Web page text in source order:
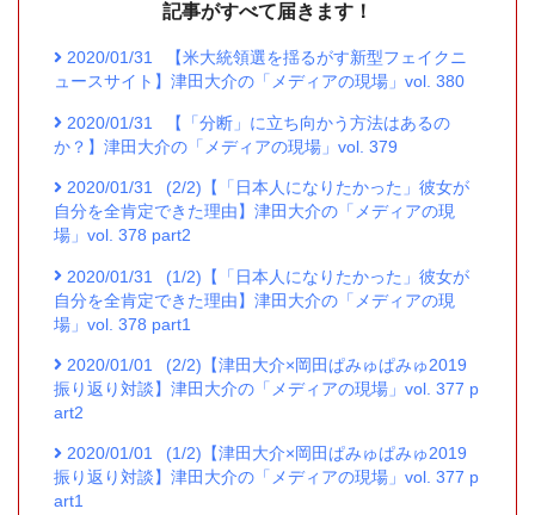
記事がすべて届きます！
2020/01/31
【米大統領選を揺るがす新型フェイクニ
ュースサイト】津田大介の「メディアの現場」vol. 380
2020/01/31
【「分断」に立ち向かう方法はあるの
か？】津田大介の「メディアの現場」vol. 379
2020/01/31
(2/2)【「日本人になりたかった」彼女が
自分を全肯定できた理由】津田大介の「メディアの現
場」vol. 378 part2
2020/01/31
(1/2)【「日本人になりたかった」彼女が
自分を全肯定できた理由】津田大介の「メディアの現
場」vol. 378 part1
2020/01/01
(2/2)【津田大介×岡田ぱみゅぱみゅ2019
振り返り対談】津田大介の「メディアの現場」vol. 377 p
art2
2020/01/01
(1/2)【津田大介×岡田ぱみゅぱみゅ2019
振り返り対談】津田大介の「メディアの現場」vol. 377 p
art1